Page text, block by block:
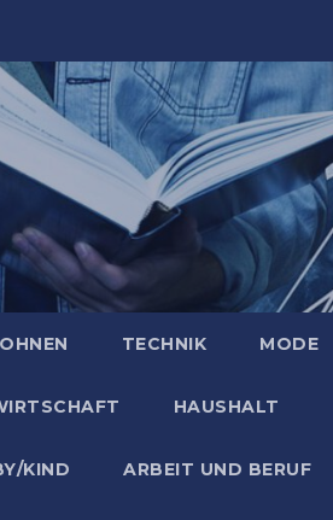
TECHNIK MODE
HAUSHALT
KIND ARBEIT UND BERUF